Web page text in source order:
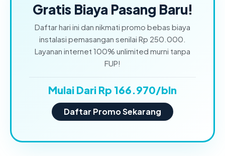
Gratis Biaya Pasang Baru!
Daftar hari ini dan nikmati promo bebas biaya
instalasi pemasangan senilai Rp 250.000.
Layanan internet 100% unlimited murni tanpa
FUP!
Mulai Dari Rp 166.970/bln
Daftar Promo Sekarang